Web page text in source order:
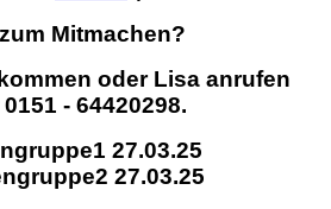
Mitmachen?
oder Lisa anrufen
- 64420298.